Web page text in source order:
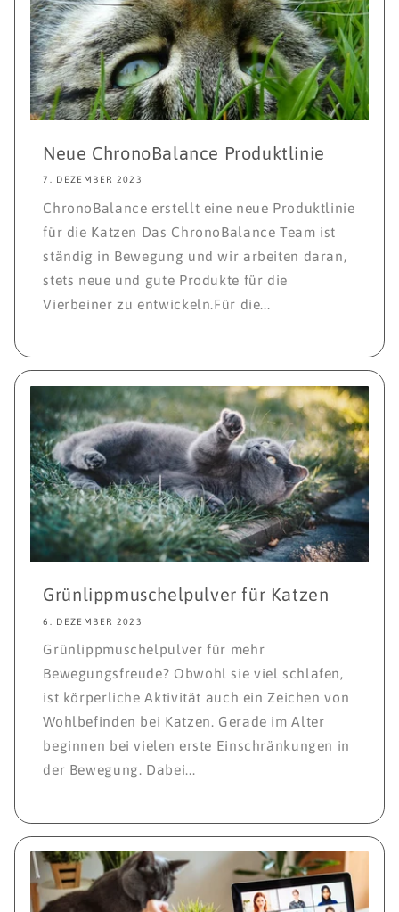
Neue ChronoBalance Produktlinie
7. DEZEMBER 2023
ChronoBalance erstellt eine neue Produktlinie
für die Katzen Das ChronoBalance Team ist
ständig in Bewegung und wir arbeiten daran,
stets neue und gute Produkte für die
Vierbeiner zu entwickeln.Für die...
Grünlippmuschelpulver für Katzen
6. DEZEMBER 2023
Grünlippmuschelpulver für mehr
Bewegungsfreude? Obwohl sie viel schlafen,
ist körperliche Aktivität auch ein Zeichen von
Wohlbefinden bei Katzen. Gerade im Alter
beginnen bei vielen erste Einschränkungen in
der Bewegung. Dabei...